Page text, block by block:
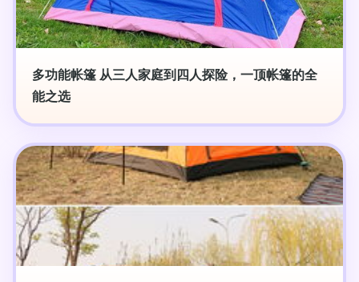
多功能帐篷 从三人家庭到四人探险，一顶帐篷的全
能之选